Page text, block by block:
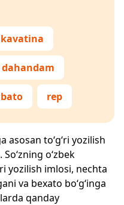
kavatina
dahandam
rep
asosan to‘g‘ri yozilish
o‘zbek
yozilish imlosi, nechta
va bexato bo‘g‘inga
qanday